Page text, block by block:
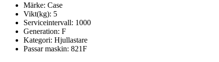
Märke: Case
Vikt(kg): 5
Serviceintervall: 1000
Generation: F
Kategori: Hjullastare
Passar maskin: 821F